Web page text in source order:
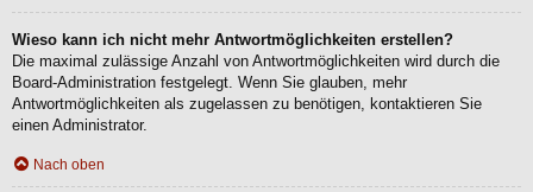
Wieso kann ich nicht mehr Antwortmöglichkeiten erstellen?
Die maximal zulässige Anzahl von Antwortmöglichkeiten wird durch die
Board-Administration festgelegt. Wenn Sie glauben, mehr
Antwortmöglichkeiten als zugelassen zu benötigen, kontaktieren Sie
einen Administrator.
Nach oben